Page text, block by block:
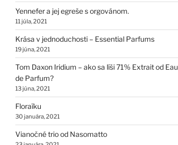
Yennefer a jej egreše s orgovánom.
11 júla, 2021
Krása v jednoduchosti – Essential Parfums
19 júna, 2021
Tom Daxon Iridium – ako sa líši 71% Extrait od Eau
de Parfum?
13 júna, 2021
Floraïku
30 januára, 2021
Vianočné trio od Nasomatto